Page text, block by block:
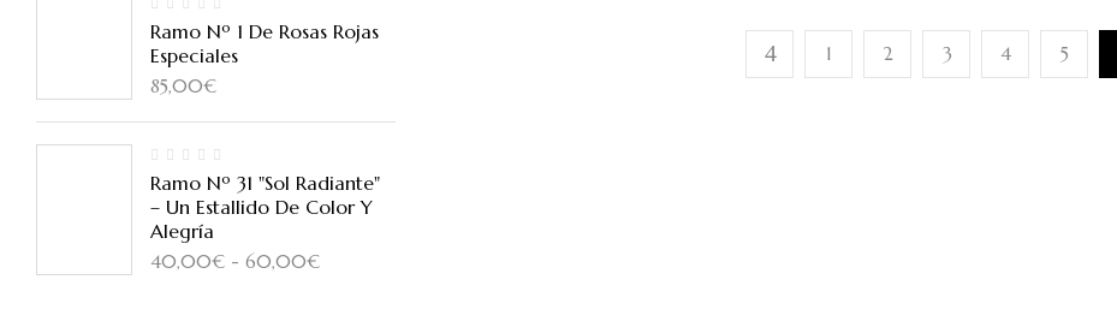
Ramo Nº 1 De Rosas Rojas
Especiales
85,00€
Ramo Nº 31 "Sol Radiante"
– Un Estallido De Color Y
Alegría
40,00€ - 60,00€Rango
hasta
55,00€
1 2 3 4 5